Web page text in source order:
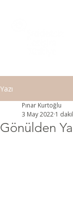
Yazı
Gönülden
Pınar Kurtoğlu
3 May 2022 1